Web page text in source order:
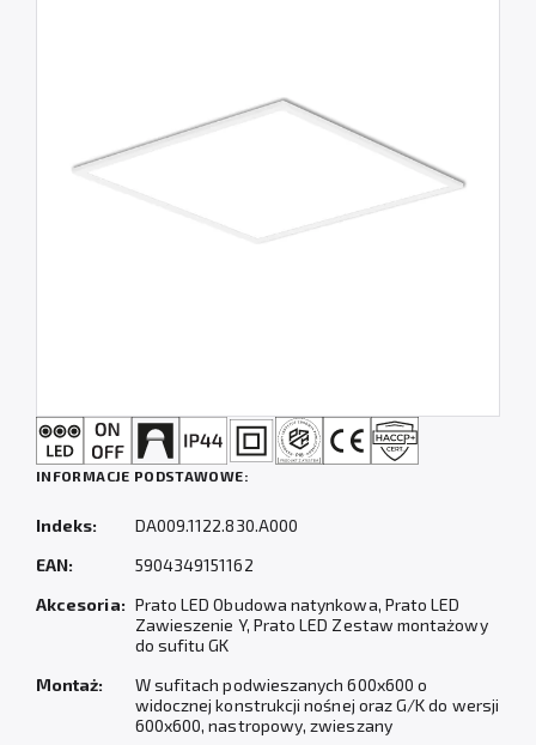
INFORMACJE PODSTAWOWE:
Indeks:
DA009.1122.830.A000
EAN:
5904349151162
Akcesoria: Prato LED Obudowa natynkowa, Prato LED
Zawieszenie Y, Prato LED Zestaw montażowy
do sufitu GK
Montaż:
W sufitach podwieszanych 600x600 o
widocznej konstrukcji nośnej oraz G/K do wersji
600x600, nastropowy, zwieszany